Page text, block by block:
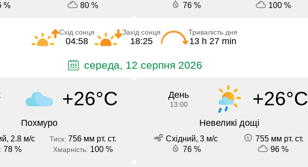
%
80 %
76 %
100 %
Схід сонця
04:58
Захід сонця
18:25
Тривалість дня
13 h 27 min
середа, 12 серпня 2026
+26°C
Похмуро
2.8 м/с Тиск: 756 мм рт. ст.
78 % Хмарність: 100 %
День
13:00 +26°C
Невеликі дощі
Східний, 3 м/с
755 мм рт. ст.
76 %
96 %